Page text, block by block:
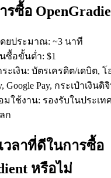
กุลเงินดิจิทัล
องหุ้น ฟอเร็กซ์ โลหะมีค่
รซื้อ
ดยประมาณ: ~3 นาที
นซื้อขั้นต่ำ: $1
ะเงิน: บัตรเครดิต/เดบิต,
Google Pay, กระเป๋าเงินดิ
มใช้งาน: รองรับในประเ
ก
วลาที่ดีในการซื้อ
หรือไม่